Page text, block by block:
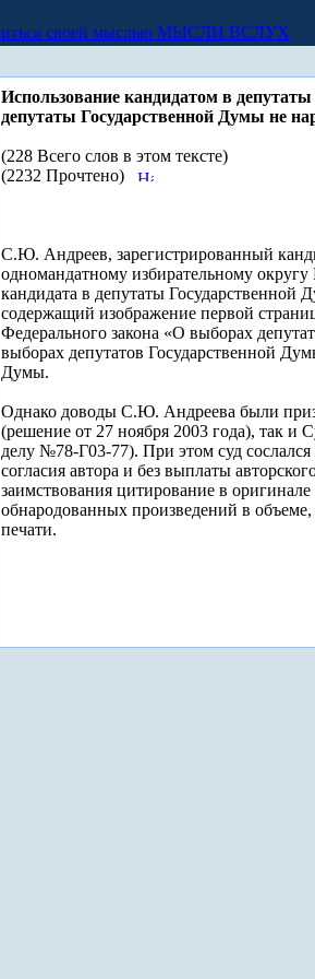
МЫСЛИ ВСЛУХ
Использование кандидатом в
депутаты Государственной Думы не
(228 Всего слов в этом тексте)
(2232 Прочтено)
С.Ю. Андреев, зарегистрированный
одномандатному избирательному
кандидата в депутаты
содержащий изображение первой
Федерального закона «О выборах
выборах депутатов Государственной
Думы.
Однако доводы С.Ю. Андреева были
(решение от 27 ноября 2003 года), так и
делу №78-Г03-77). При этом суд
согласия автора и без выплаты
заимствования цитирование в
обнародованных произведений в
печати.